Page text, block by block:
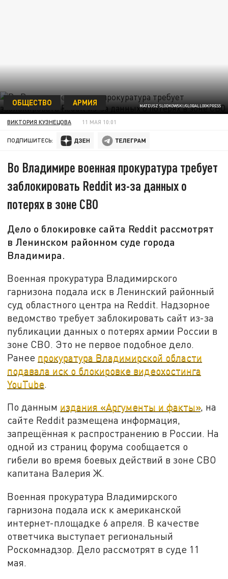
MATEUSZ SLODKOWSKI/GLOBALLOOKPRESS
ОБЩЕСТВО АРМИЯ
ВИКТОРИЯ КУЗНЕЦОВА 11 МАЯ 10:01
ПОДПИШИТЕСЬ:
Во Владимире военная прокуратура требует
заблокировать Reddit из-за данных о
потерях в зоне СВО
Дело о блокировке сайта Reddit рассмотрят
в Ленинском районном суде города
Владимира.
Военная прокуратура Владимирского
гарнизона подала иск в Ленинский районный
суд областного центра на Reddit. Надзорное
ведомство требует заблокировать сайт из-за
публикации данных о потерях армии России в
зоне СВО. Это не первое подобное дело.
Ранее прокуратура Владимирской области
подавала иск о блокировке видеохостинга
YouTube.
По данным издания «Аргументы и факты», на
сайте Reddit размещена информация,
запрещённая к распространению в России. На
одной из страниц форума сообщается о
гибели во время боевых действий в зоне СВО
капитана Валерия Ж.
Военная прокуратура Владимирского
гарнизона подала иск к американской
интернет-площадке 6 апреля. В качестве
ответчика выступает региональный
Роскомнадзор. Дело рассмотрят в суде 11
мая.